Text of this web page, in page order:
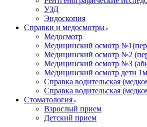
УЗД
Эндоскопия
Справки и медосмотры
Медосмотр
Медицинский осмотр
Медицинский осмотр №2
Медицинский осмотр №3
Медицинский осмотр дети
Справка водительская
Справка водительская
Стоматология
Взрослый прием
Детский прием